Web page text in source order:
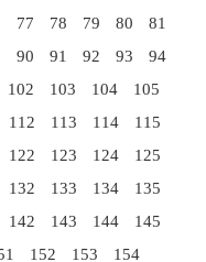
77 78 79 80
81
90 91 92 93
94
102 103 104
105
112 113 114
115
122 123 124
125
132 133 134
135
142 143 144
145
152 153 154